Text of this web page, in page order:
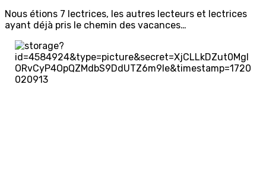
Nous étions 7 lectrices, les autres lecteurs et lectrices
ayant déjà pris le chemin des vacances…